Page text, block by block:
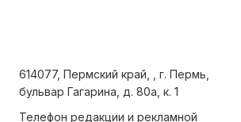
614077, Пермский край, , г. Пермь,
бульвар Гагарина, д. 80а, к. 1
Телефон редакции и рекламной